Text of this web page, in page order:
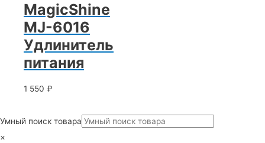
MagicShine
MJ-6016
Удлинитель
питания
1 550 ₽
Умный поиск товара
×